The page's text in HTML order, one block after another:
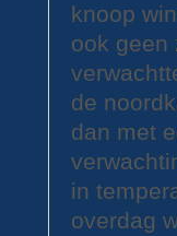
knoop
ook geen
de
dan met
in
overdag